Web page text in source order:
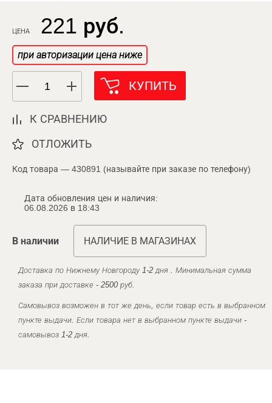
ЦЕНА 221 руб.
при авторизации цена ниже
КУПИТЬ
К СРАВНЕНИЮ
ОТЛОЖИТЬ
Код товара — 430891 (называйте при заказе по телефону)
Дата обновления цен и наличия:
06.08.2026 в 18:43
В наличии НАЛИЧИЕ В МАГАЗИНАХ
Доставка по Нижнему Новгороду 1-2 дня . Минимальная сумма
заказа при доставке - 2500 руб.
Самовывоз возможен в тот же день, если товар есть в выбранном
пункте выдачи. Если товара нет в выбранном пункте выдачи -
самовывоз 1-2 дня.